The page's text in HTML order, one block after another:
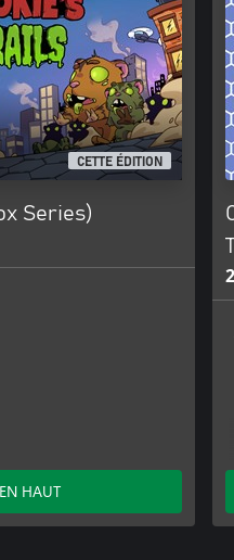
CETTE ÉDITION
Series)
HAUT